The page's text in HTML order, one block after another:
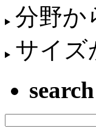
分野か
サイズ
search